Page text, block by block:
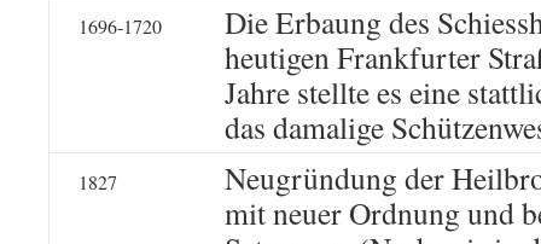
1696-1720
Die Erbaung des
heutigen Frankfurter
Jahre stellte es eine
das damalige
1827
Neugründung der
mit neuer Ordnung und